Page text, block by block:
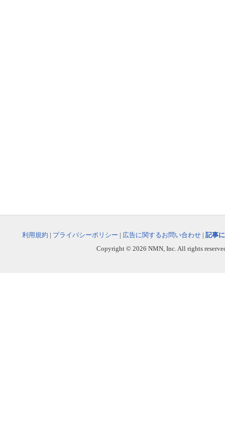
利用規約 | プライバシーポリシー | 広告に関するお問い合わせ | 記事
Copyright © 2026 NMN, Inc. All rights